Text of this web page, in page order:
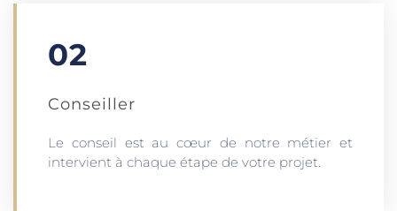
02
Conseiller
Le conseil est au cœur de notre métier et
intervient à chaque étape de votre projet.